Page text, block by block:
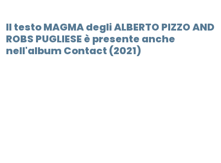
Il testo MAGMA degli ALBERTO PIZZO AND
ROBS PUGLIESE è presente anche
nell'album Contact (2021)